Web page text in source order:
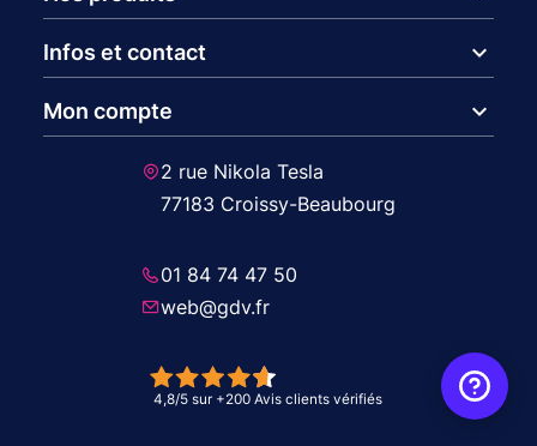
Infos et contact expand_more
Mon compte expand_more
2 rue Nikola Tesla
77183 Croissy-Beaubourg
01 84 74 47 50
web@gdv.fr